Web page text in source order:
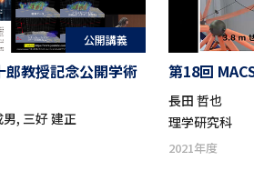
公開講義
郎教授記念公開学術
, 三好 建正
第18回
長田 哲也
理学研究科
2021年度